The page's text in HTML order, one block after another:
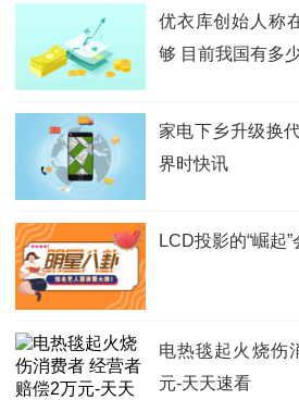
优衣库创始人称
够 目前我国有多
家电下乡升级换
界时快讯
LCD投影的“崛起”
电热毯起火烧伤
元-天天速看